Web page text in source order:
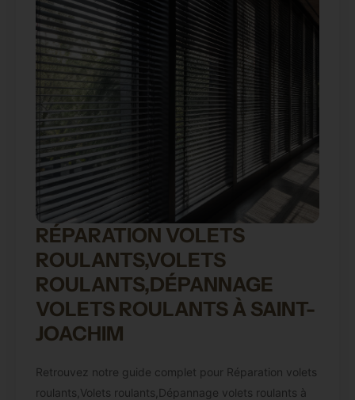
RÉPARATION VOLETS
ROULANTS,VOLETS
ROULANTS,DÉPANNAGE
VOLETS ROULANTS À SAINT-
JOACHIM
Retrouvez notre guide complet pour Réparation volets
roulants,Volets roulants,Dépannage volets roulants à